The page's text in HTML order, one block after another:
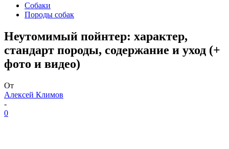
Собаки
Породы собак
Неутомимый пойнтер: характер,
стандарт породы, содержание и уход (+
фото и видео)
От
Алексей Климов
-
0